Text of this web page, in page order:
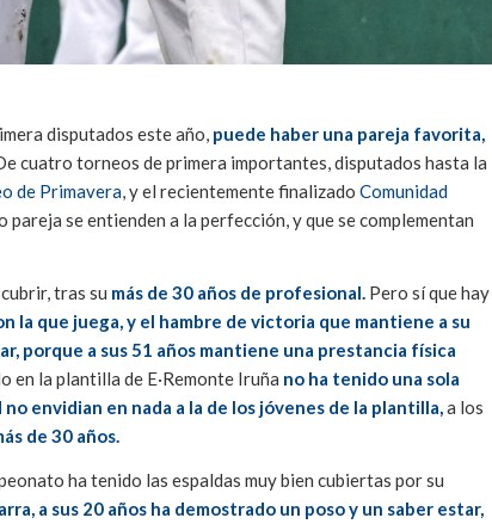
disputados este año, puede haber una pareja favorita,
cuatro torneos de primera importantes, disputados hasta la
de Primavera, y el recientemente finalizado Comunidad
pareja se entienden a la perfección, y que se complementan
tras su más de 30 años de profesional. Pero sí que hay
la que juega, y el hambre de victoria que mantiene a su
porque a sus 51 años mantiene una prestancia física
en la plantilla de E·Remonte Iruña no ha tenido una sola
envidian en nada a la de los jóvenes de la plantilla,a los
de 30 años.
ha tenido las espaldas muy bien cubiertas por su
a sus 20 años ha demostrado un poso y un saber estar,